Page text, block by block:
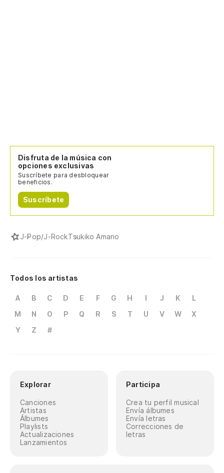
Disfruta de la música con
opciones exclusivas
Suscríbete para desbloquear
beneficios.
Suscríbete
J-Pop/J-RockTsukiko Amano
Todos los artistas
A B C D E F G H I J K
L
M
N O P Q R S T U V W
X
Y
Z #
Explorar
Canciones
Artistas
Álbumes
Playlists
Actualizaciones
Lanzamientos
Participa
Crea tu perfil musical
Envía álbumes
Envía letras
Correcciones de
letras